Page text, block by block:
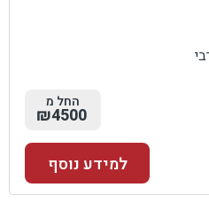
החל מ
₪4500
למידע נוסף